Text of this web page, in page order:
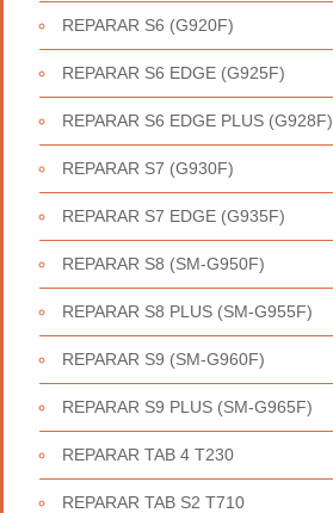
REPARAR S6 (G920F)
REPARAR S6 EDGE (G925F)
REPARAR S6 EDGE PLUS (G928F)
REPARAR S7 (G930F)
REPARAR S7 EDGE (G935F)
REPARAR S8 (SM-G950F)
REPARAR S8 PLUS (SM-G955F)
REPARAR S9 (SM-G960F)
REPARAR S9 PLUS (SM-G965F)
REPARAR TAB 4 T230
REPARAR TAB S2 T710